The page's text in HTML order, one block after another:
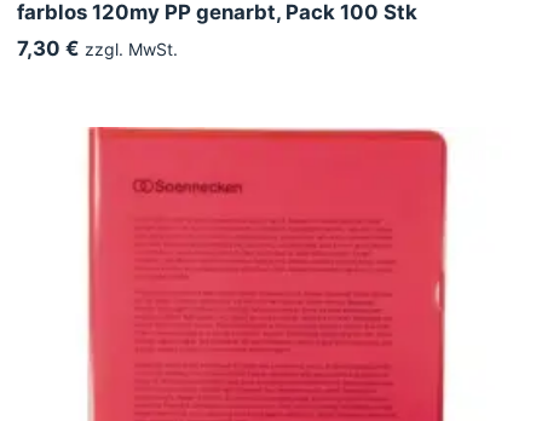
farblos 120my PP genarbt, Pack 100 Stk
7,30 € zzgl. MwSt.